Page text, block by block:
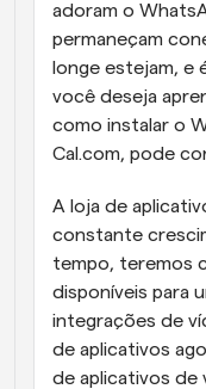
adoram o
permaneçam
longe estejam, e
você deseja
como instalar o
Cal.com, pode
A loja de
constante
tempo, teremos
disponíveis para
integrações de
de aplicativos
de aplicativos de